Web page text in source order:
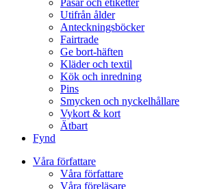
Påsar och etiketter
Utifrån ålder
Anteckningsböcker
Fairtrade
Ge bort-häften
Kläder och textil
Kök och inredning
Pins
Smycken och nyckelhållare
Vykort & kort
Ätbart
Fynd
Våra författare
Våra författare
Våra föreläsare